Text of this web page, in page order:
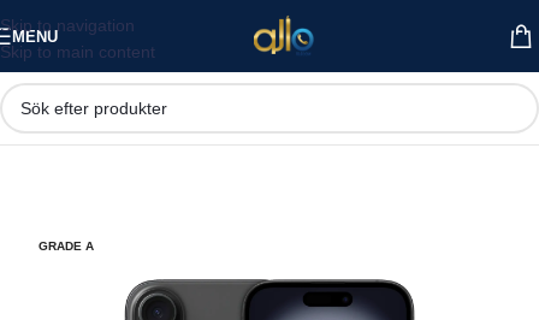
Skip to navigation
Skip to main content
MENU
GRADE A